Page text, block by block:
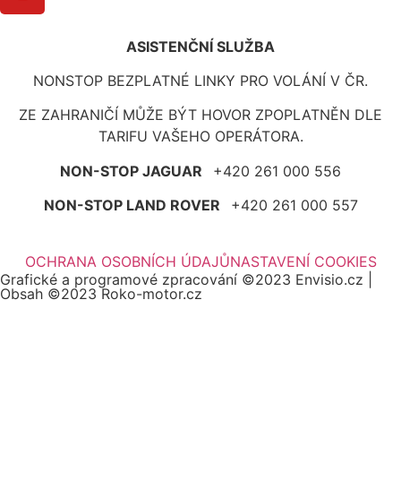
ASISTENČNÍ SLUŽBA
NONSTOP BEZPLATNÉ LINKY PRO VOLÁNÍ V ČR.
ZE ZAHRANIČÍ MŮŽE BÝT HOVOR ZPOPLATNĚN DLE
TARIFU VAŠEHO OPERÁTORA.
NON-STOP JAGUAR +420 261 000 556
NON-STOP LAND ROVER +420 261 000 557
OCHRANA OSOBNÍCH ÚDAJŮNASTAVENÍ COOKIES
Grafické a programové zpracování ©2023 Envisio.cz |
Obsah ©2023 Roko-motor.cz